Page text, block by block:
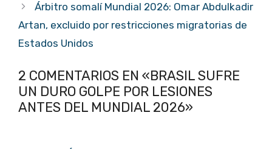
Árbitro somalí Mundial 2026: Omar Abdulkadir
Artan, excluido por restricciones migratorias de
Estados Unidos
2 COMENTARIOS EN «BRASIL SUFRE
UN DURO GOLPE POR LESIONES
ANTES DEL MUNDIAL 2026»